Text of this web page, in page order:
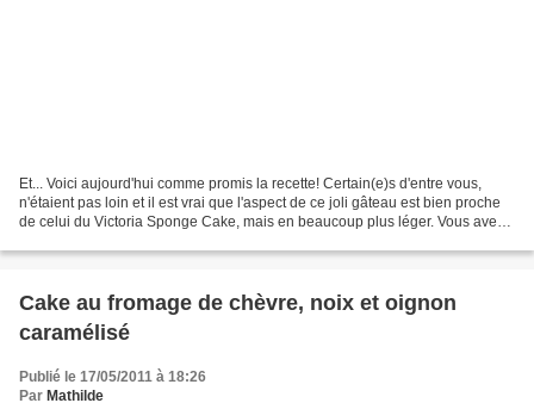
Et... Voici aujourd'hui comme promis la recette! Certain(e)s d'entre vous,
n'étaient pas loin et il est vrai que l'aspect de ce joli gâteau est bien proche
de celui du Victoria Sponge Cake, mais en beaucoup plus léger. Vous avez
Cake au fromage de chèvre, noix et oignon
caramélisé
Publié le 17/05/2011 à 18:26
Par Mathilde